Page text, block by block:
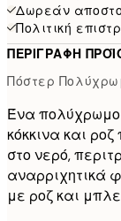
Δωρεάν
Πολιτική
ΠΕΡΙΓΡΑΦΉ
Πόστερ
Ένα
κόκκινα και
στο νερό,
αναρριχητικά
με ροζ και